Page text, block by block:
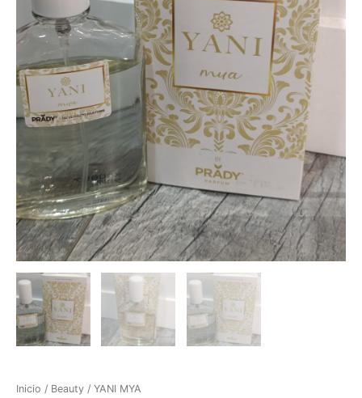
Inicio / Beauty / YANI MYA